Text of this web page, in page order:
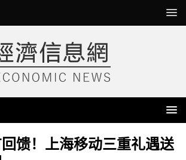
馈！上海移动三重礼遇送